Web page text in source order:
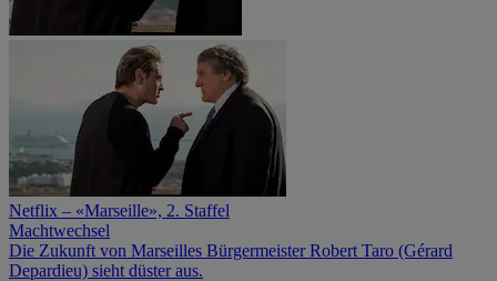
Netflix – «Marseille», 2. Staffel
Machtwechsel
Die Zukunft von Marseilles Bürgermeister Robert Taro (Gérard
Depardieu) sieht düster aus.